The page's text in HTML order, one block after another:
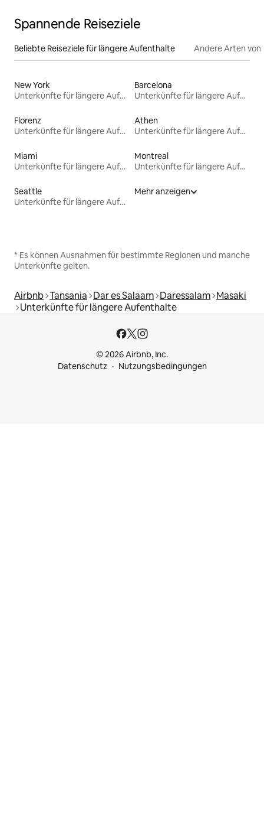
Spannende Reiseziele
Beliebte Reiseziele für längere Aufenthalte Andere Arten
New York
Unterkünfte für längere Aufenthalte
Barcelona
Unterkünfte für längere Aufenthalte
Florenz
Unterkünfte für längere Aufenthalte
Athen
Unterkünfte für längere Aufenthalte
Miami
Unterkünfte für längere Aufenthalte
Montreal
Unterkünfte für längere Aufenthalte
Seattle
Unterkünfte für längere Aufenthalte
Mehr anzeigen
* Es können Ausnahmen für bestimmte Regionen und manche
Unterkünfte gelten.
Airbnb Tansania Dar es Salaam Daressalam Masaki
Unterkünfte für längere Aufenthalte
© 2026 Airbnb, Inc.
Datenschutz
Nutzungsbedingungen